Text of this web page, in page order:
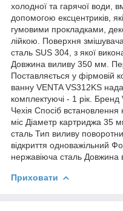
холодної та гарячої води,
допомогою ексцентриків,
гумовими прокладками,
лійкою. Поверхня
сталь SUS 304, з якої
Довжина виливу 350 мм.
Поставляється у фірмовій
ванну VENTA VS312KS
комплектуючі - 1 рік. Бренд
Чехія Спосіб встановлення
міс Діаметр картриджа 35
сталь Тип виливу
відкриття одноважільний
нержавіюча сталь
Приховати